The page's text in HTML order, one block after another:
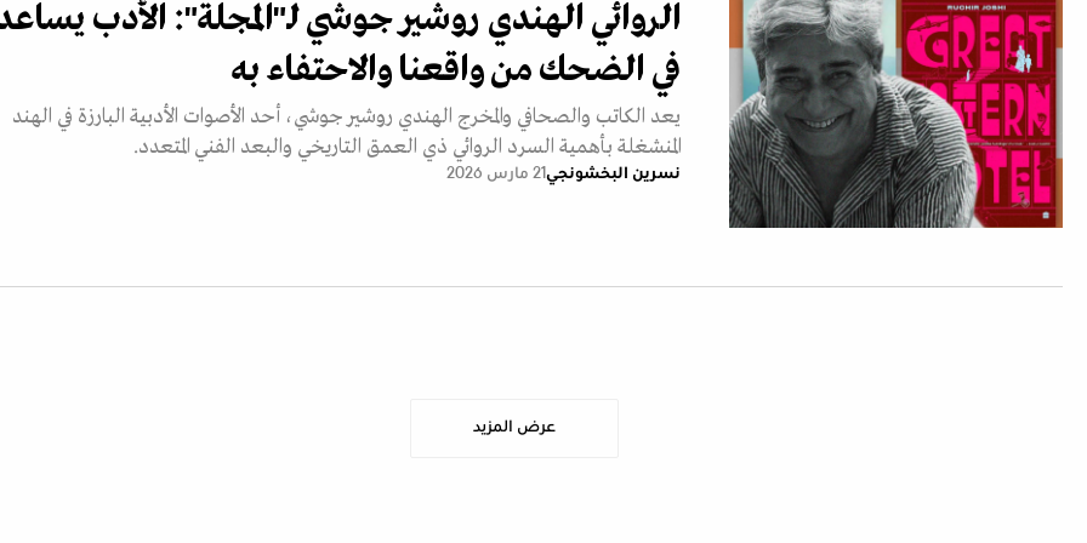
الروائي الهندي روشير جوشي لـ"المجلة": الأدب
في الضحك من واقعنا والاحتفاء به
يعد الكاتب والصحافي والمخرج الهندي روشير جوشي، أحد الأصوات الأدبية البارزة في الهند
المنشغلة بأهمية السرد الروائي ذي العمق التاريخي والبعد الفني المتعدد.
نسرين البخشونجي21 مارس 2026
عرض المزيد